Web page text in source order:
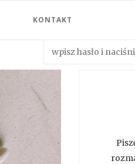
KONTAKT